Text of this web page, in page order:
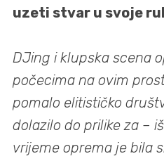
uzeti stvar u svoje
DJing i klupska scena
počecima na ovim
pomalo elitističko
dolazilo do prilike za –
vrijeme oprema je bila